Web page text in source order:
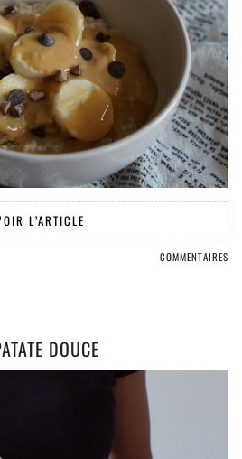
L’ARTICLE
COMMENTAIRES
DOUCE